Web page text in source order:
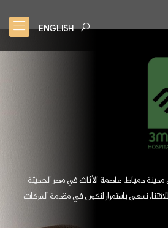
ENGLISH
شركتنا في عام 2003 في مدينة دمياط، عاصمة الأثاث في مصر الحديثة
نسعى باستمرار لنكون في مقدمة الشركات